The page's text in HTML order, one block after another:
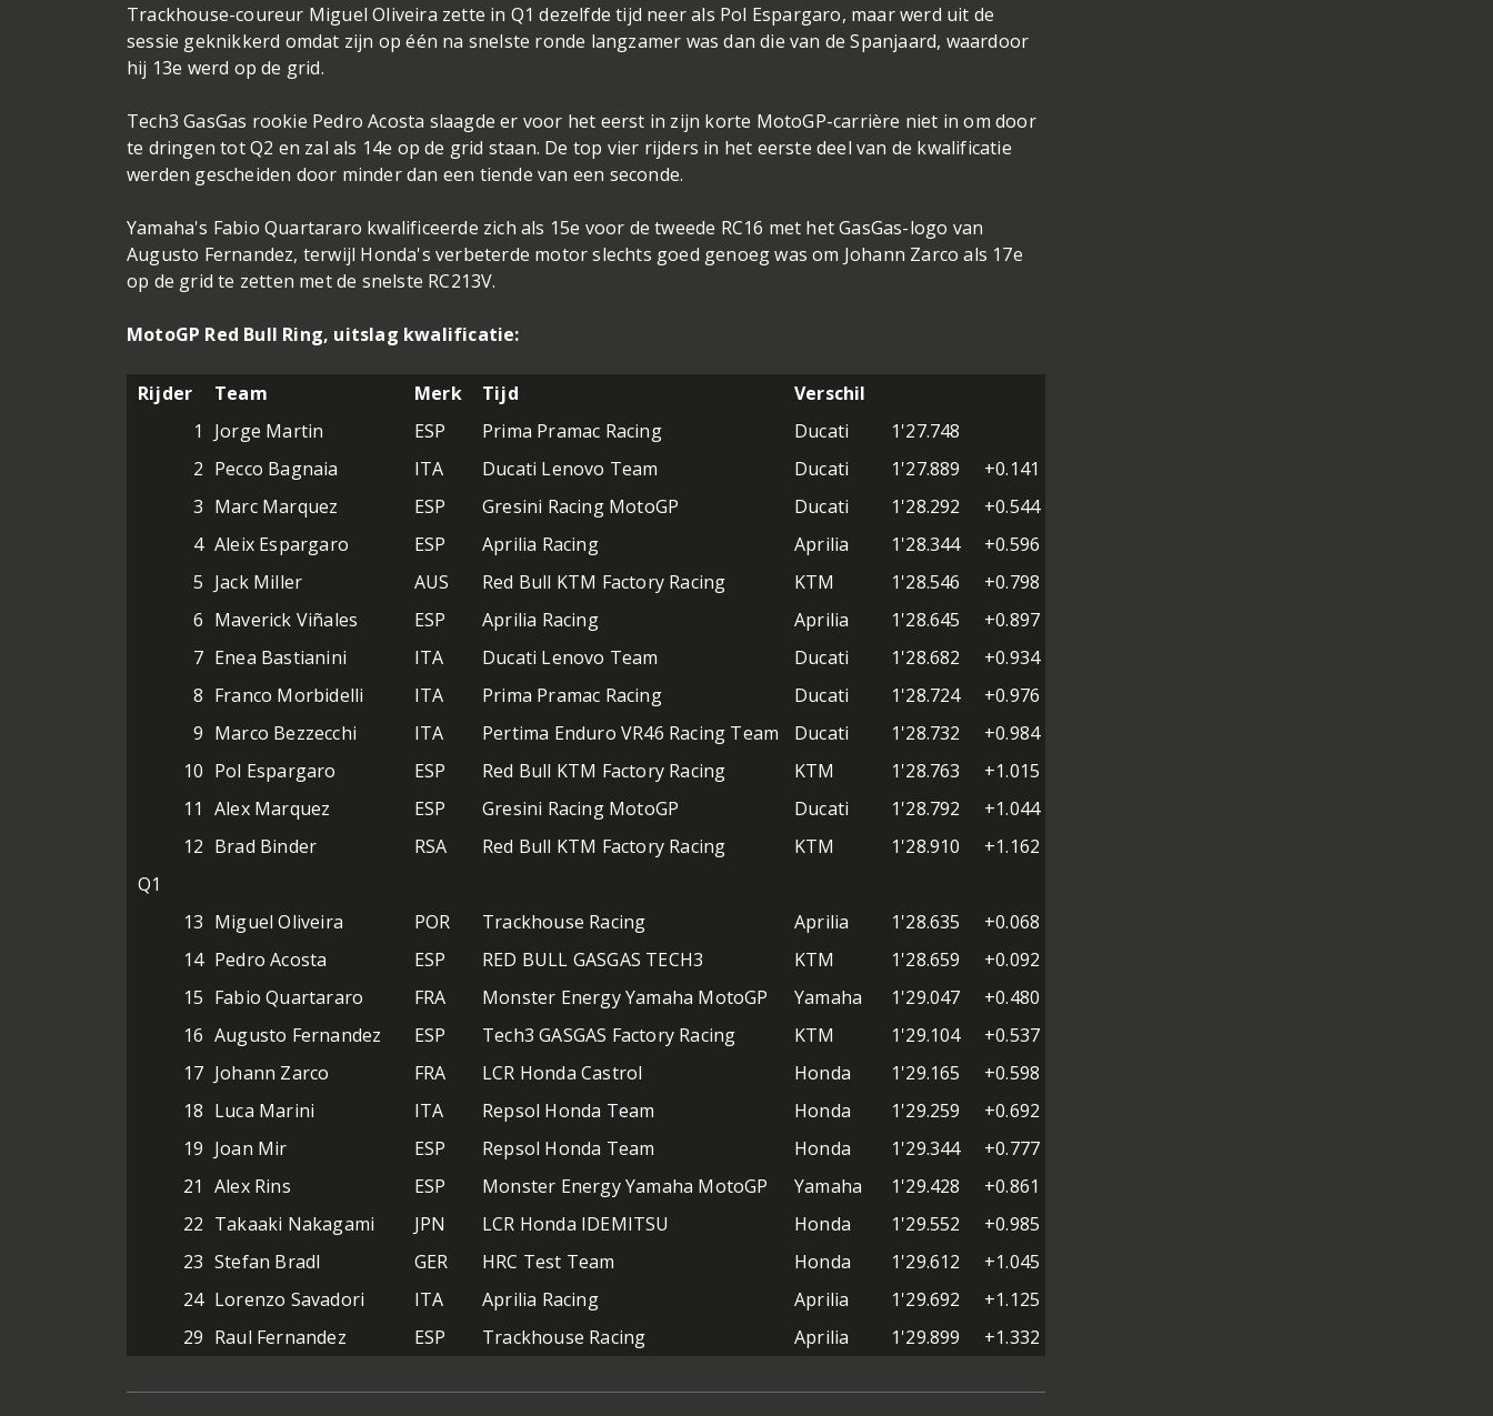
Trackhouse-coureur Miguel Oliveira zette in Q1 dezelfde tijd neer als Pol Espargaro, maar werd uit de
sessie geknikkerd omdat zijn op één na snelste ronde langzamer was dan die van de Spanjaard, waardoor
hij 13e werd op de grid.
Tech3 GasGas rookie Pedro Acosta slaagde er voor het eerst in zijn korte MotoGP-carrière niet in om door
te dringen tot Q2 en zal als 14e op de grid staan. De top vier rijders in het eerste deel van de kwalificatie
werden gescheiden door minder dan een tiende van een seconde.
Yamaha's Fabio Quartararo kwalificeerde zich als 15e voor de tweede RC16 met het GasGas-logo van
Augusto Fernandez, terwijl Honda's verbeterde motor slechts goed genoeg was om Johann Zarco als 17e
op de grid te zetten met de snelste RC213V.
MotoGP Red Bull Ring, uitslag kwalificatie:
Rijder Team Merk Tijd
Verschil
1
Jorge Martin ESP Prima Pramac Racing Ducati
1'27.748
2 Pecco Bagnaia ITA Ducati Lenovo Team Ducati 1'27.889
+0.141
3 Marc Marquez ESP Gresini Racing MotoGP Ducati 1'28.292
+0.544
4 Aleix Espargaro ESP Aprilia Racing Aprilia 1'28.344
+0.596
5 Jack Miller AUS Red Bull KTM Factory Racing KTM 1'28.546
+0.798
6 Maverick Viñales ESP Aprilia Racing Aprilia 1'28.645
+0.897
7 Enea Bastianini ITA Ducati Lenovo Team Ducati 1'28.682
+0.934
8 Franco Morbidelli ITA Prima Pramac Racing Ducati 1'28.724
+0.976
9 Marco Bezzecchi ITA Pertima Enduro VR46 Racing Team Ducati 1'28.732
+0.984
10 Pol Espargaro ESP Red Bull KTM Factory Racing KTM 1'28.763
+1.015
11 Alex Marquez ESP Gresini Racing MotoGP Ducati 1'28.792
+1.044
12 Brad Binder RSA Red Bull KTM Factory Racing KTM 1'28.910
+1.162
Q1
13 Miguel Oliveira POR Trackhouse Racing Aprilia 1'28.635
+0.068
14 Pedro Acosta ESP RED BULL GASGAS TECH3 KTM 1'28.659
+0.092
15 Fabio Quartararo FRA Monster Energy Yamaha MotoGP Yamaha 1'29.047
+0.480
16 Augusto Fernandez ESP Tech3 GASGAS Factory Racing KTM 1'29.104
+0.537
17 Johann Zarco FRA LCR Honda Castrol Honda 1'29.165
+0.598
18 Luca Marini ITA Repsol Honda Team Honda 1'29.259
+0.692
19 Joan Mir ESP Repsol Honda Team Honda 1'29.344
+0.777
21 Alex Rins ESP Monster Energy Yamaha MotoGP Yamaha 1'29.428
+0.861
22 Takaaki Nakagami JPN LCR Honda IDEMITSU Honda 1'29.552
+0.985
23 Stefan Bradl GER HRC Test Team Honda 1'29.612
+1.045
24 Lorenzo Savadori ITA Aprilia Racing Aprilia 1'29.692
+1.125
29 Raul Fernandez ESP Trackhouse Racing Aprilia 1'29.899 +1.332